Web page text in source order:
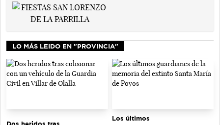
LO MÁS LEIDO EN "PROVINCIA"
Dos heridos tras
Los últimos